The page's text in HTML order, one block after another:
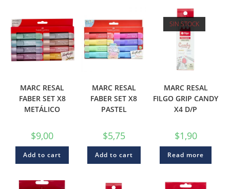
MARC RESAL
FABER SET X8
METÁLICO
$9,00
Add to cart
MARC RESAL
FABER SET X8
PASTEL
$5,75
Add to cart
SIN STOCK
MARC RESAL
FILGO GRIP CANDY
X4 D/P
$1,90
Read more